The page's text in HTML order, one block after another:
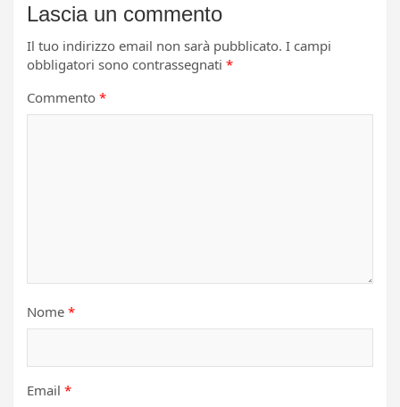
Lascia un commento
Il tuo indirizzo email non sarà pubblicato. I campi
obbligatori sono contrassegnati *
Commento *
Nome *
Email *